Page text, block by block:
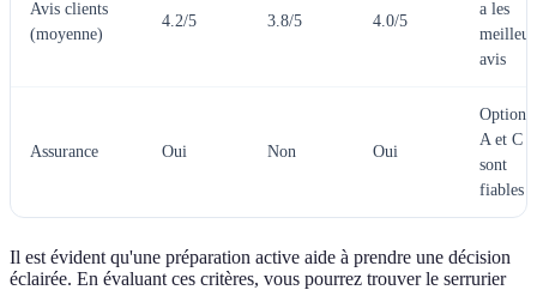
Avis clients
(moyenne)
4.2/5 3.8/5 4.0/5
a les
avis
Assurance Oui Non Oui
Options
A et C
sont
fiables
Il est évident qu'une préparation active aide à prendre une décision
éclairée. En évaluant ces critères, vous pourrez trouver le serrurier